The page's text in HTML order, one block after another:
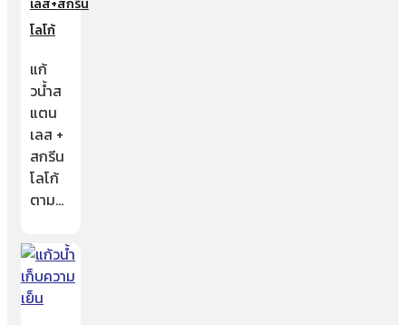
เลส+สกรีน
โลโก้
แก้
วน้ำส
แตน
เลส +
สกรีน
โลโก้
ตาม…